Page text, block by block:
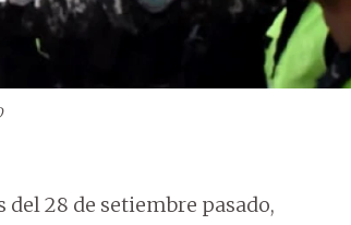
28 de setiembre pasado,